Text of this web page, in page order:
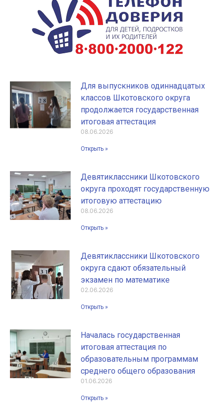
Для выпускников одиннадцатых
классов Шкотовского округа
продолжается государственная
итоговая аттестация
08.06.2026
Открыть »
Девятиклассники Шкотовского
округа проходят государственную
итоговую аттестацию
08.06.2026
Открыть »
Девятиклассники Шкотовского
округа сдают обязательный
экзамен по математике
02.06.2026
Открыть »
Началась государственная
итоговая аттестация по
образовательным программам
среднего общего образования
01.06.2026
Открыть »